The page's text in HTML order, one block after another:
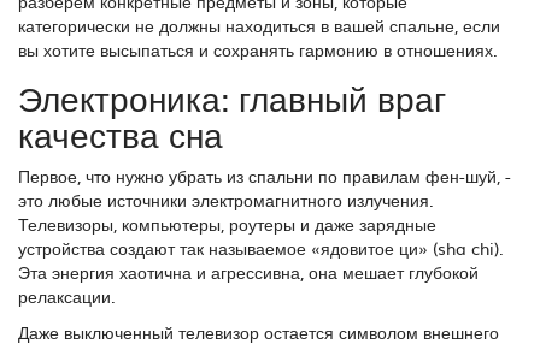
категорически не должны находиться в вашей спальне, если
вы хотите высыпаться и сохранять гармонию в отношениях.
Электроника: главный враг
качества сна
Первое, что нужно убрать из спальни по правилам фен-шуй, -
это любые источники электромагнитного излучения.
Телевизоры, компьютеры, роутеры и даже зарядные
устройства создают так называемое «ядовитое ци» (sha chi).
Эта энергия хаотична и агрессивна, она мешает глубокой
релаксации.
Даже выключенный телевизор остается символом внешнего